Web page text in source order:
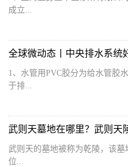
成立...
全球微动态丨中央排水系统
1、水管用PVC胶分为给水管胶
于排...
武则天墓地在哪里？武则天
武则天的墓地被称为乾陵，该
位...